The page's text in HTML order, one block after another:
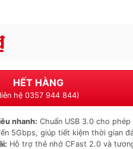
HẾT HÀNG
hệ 0357 944 844)
nhanh: Chuẩn USB 3.0 cho
5Gbps, giúp tiết kiệm thời gian
Hỗ trợ thẻ nhớ CFast 2.0 và